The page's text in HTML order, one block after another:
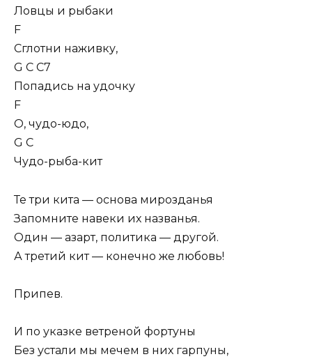
Ловцы и рыбаки
F
Сглотни наживку,
G C C7
Попадись на удочку
F
О, чудо-юдо,
G C
Чудо-рыба-кит
Те три кита — основа мирозданья
Запомните навеки их названья.
Один — азарт, политика — другой.
А третий кит — конечно же любовь!
Припев.
И по указке ветреной фортуны
Без устали мы мечем в них гарпуны,